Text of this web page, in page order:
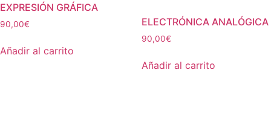
EXPRESIÓN GRÁFICA
90,00€
Añadir al carrito
ELECTRÓNICA ANALÓGICA
90,00€
Añadir al carrito